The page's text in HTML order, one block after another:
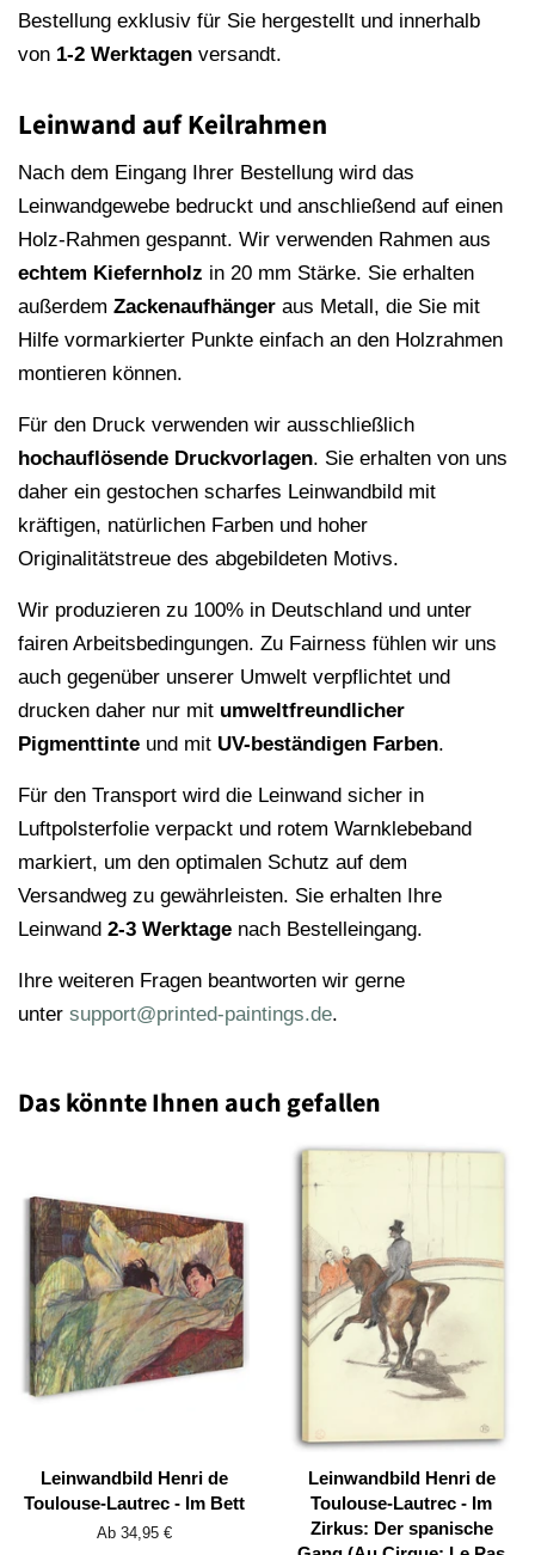
Bestellung exklusiv für Sie hergestellt und innerhalb
von 1-2 Werktagen versandt.
Leinwand auf Keilrahmen
Nach dem Eingang Ihrer Bestellung wird das
Leinwandgewebe bedruckt und anschließend auf einen
Holz-Rahmen gespannt. Wir verwenden Rahmen aus
echtem Kiefernholz in 20 mm Stärke. Sie erhalten
außerdem Zackenaufhänger aus Metall, die Sie mit
Hilfe vormarkierter Punkte einfach an den Holzrahmen
montieren können.
Für den Druck verwenden wir ausschließlich
hochauflösende Druckvorlagen. Sie erhalten von uns
daher ein gestochen scharfes Leinwandbild mit
kräftigen, natürlichen Farben und hoher
Originalitätstreue des abgebildeten Motivs.
Wir produzieren zu 100% in Deutschland und unter
fairen Arbeitsbedingungen. Zu Fairness fühlen wir uns
auch gegenüber unserer Umwelt verpflichtet und
drucken daher nur mit umweltfreundlicher
Pigmenttinte und mit UV-beständigen Farben.
Für den Transport wird die Leinwand sicher in
Luftpolsterfolie verpackt und rotem Warnklebeband
markiert, um den optimalen Schutz auf dem
Versandweg zu gewährleisten. Sie erhalten Ihre
Leinwand 2-3 Werktage nach Bestelleingang.
Ihre weiteren Fragen beantworten wir gerne
unter support@printed-paintings.de.
Das könnte Ihnen auch gefallen
Leinwandbild Henri de
Toulouse-Lautrec - Im Bett
Ab 34,95 €
Leinwandbild Henri de
Toulouse-Lautrec - Im
Zirkus: Der spanische